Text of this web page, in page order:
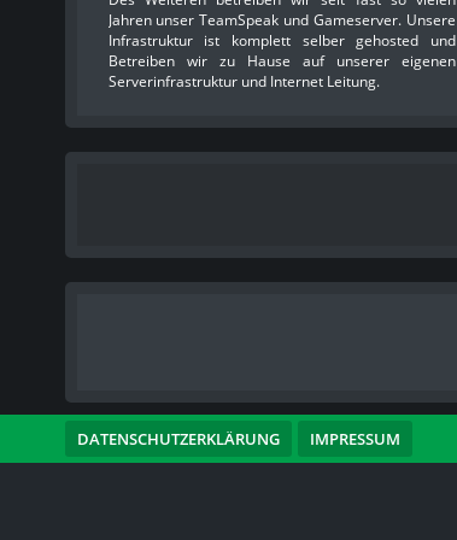
Jahren unser TeamSpeak und Gameserver. Unsere
Infrastruktur ist komplett selber gehosted und
Betreiben wir zu Hause auf unserer eigenen
Serverinfrastruktur und Internet Leitung.
DATENSCHUTZERKLÄRUNG IMPRESSUM